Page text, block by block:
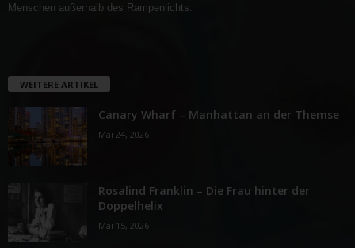
Menschen außerhalb des Rampenlichts.
WEITERE ARTIKEL
Canary Wharf – Manhattan an der Themse
Mai 24, 2026
Rosalind Franklin – Die Frau hinter der
Doppelhelix
Mai 15, 2026